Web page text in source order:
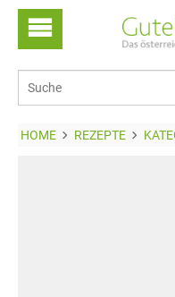
HOME REZEPTE